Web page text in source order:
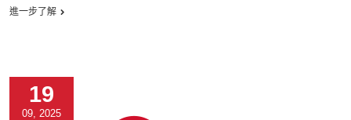
進一步了解
19
09, 2025